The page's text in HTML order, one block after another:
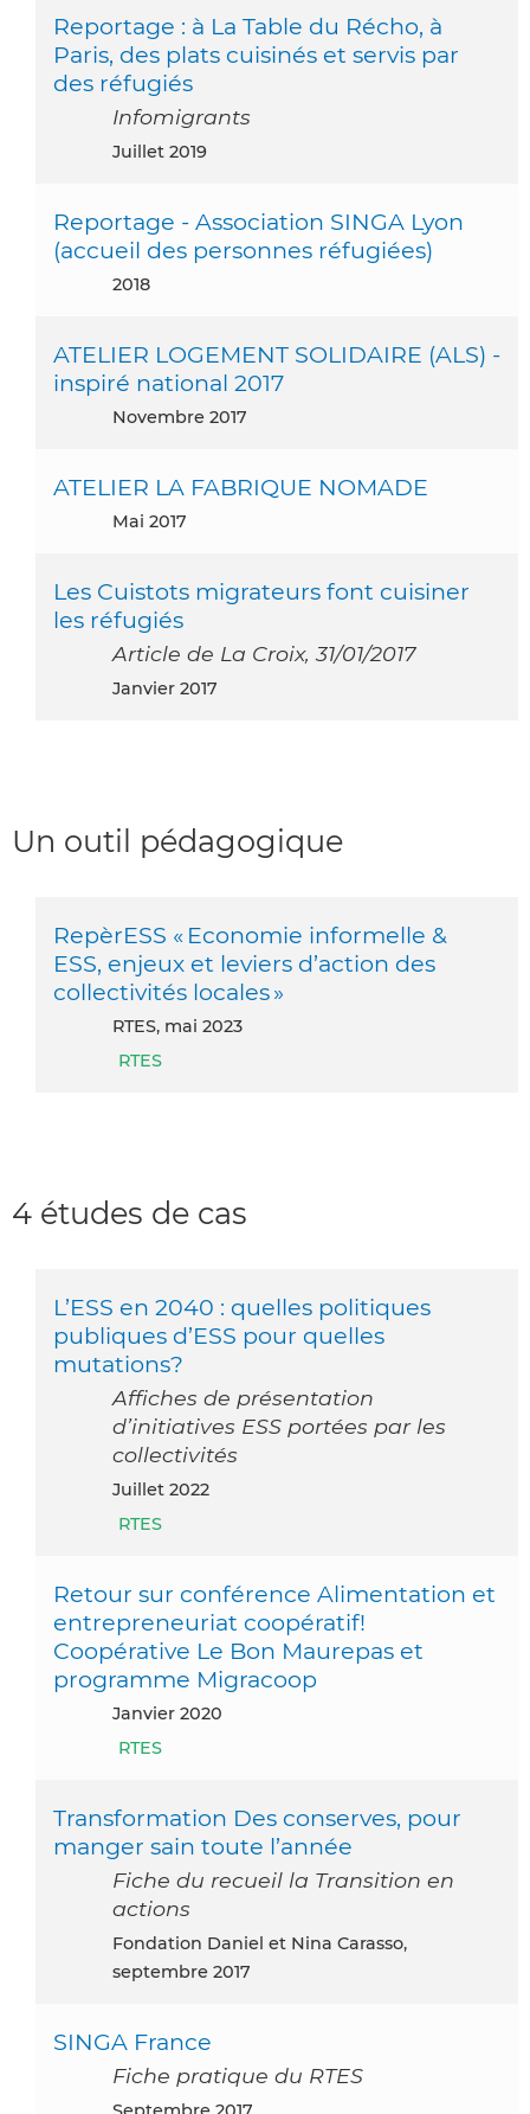
Reportage : à La Table du Récho, à
Paris, des plats cuisinés et servis par
des réfugiés
Infomigrants
juillet 2019
Reportage - Association SINGA Lyon
(accueil des personnes réfugiées)
2018
ATELIER LOGEMENT SOLIDAIRE (ALS) -
inspiré national 2017
novembre 2017
ATELIER LA FABRIQUE NOMADE
mai 2017
Les Cuistots migrateurs font cuisiner
les réfugiés
Article de La Croix, 31/01/2017
janvier 2017
Un outil pédagogique
RepèrESS « Economie informelle &
ESS, enjeux et leviers d’action des
collectivités locales »
RTES, mai 2023
RTES
4 études de cas
L’ESS en 2040 : quelles politiques
publiques d’ESS pour quelles
mutations?
Affiches de présentation
d’initiatives ESS portées par les
collectivités
juillet 2022
RTES
Retour sur conférence Alimentation et
entrepreneuriat coopératif!
Coopérative Le Bon Maurepas et
programme Migracoop
janvier 2020
RTES
Transformation Des conserves, pour
manger sain toute l’année
Fiche du recueil la Transition en
actions
Fondation Daniel et Nina Carasso,
septembre 2017
SINGA France
Fiche pratique du RTES